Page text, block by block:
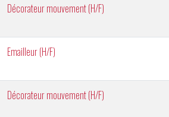
Décorateur mouvement (H/F)
Emailleur (H/F)
Décorateur mouvement (H/F)